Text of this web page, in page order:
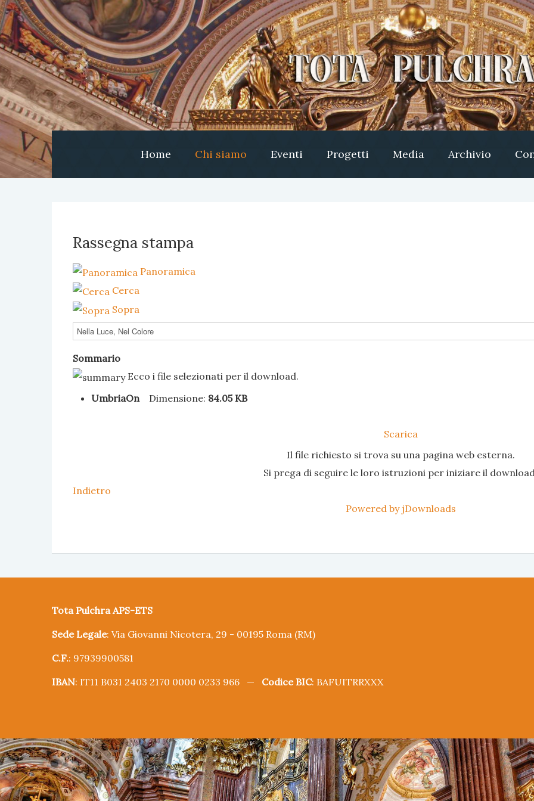
Home Chi siamo Eventi Progetti Media Archivio
Rassegna stampa
Panoramica
Cerca
Sopra
Sommario
Ecco i file selezionati per il download.
UmbriaOn Dimensione: 84.05 KB
Scarica
Il file richiesto si trova su una pagina web esterna.
Si prega di seguire le loro istruzioni per iniziare il
Indietro
Powered by jDownloads
Tota Pulchra APS-ETS
Sede Legale: Via Giovanni Nicotera, 29 - 00195 Roma (RM)
C.F.: 97939900581
IBAN: IT11 B031 2403 2170 0000 0233 966 — Codice BIC: BAFUITRRXXX